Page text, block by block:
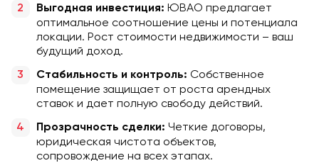
Выгодная инвестиция: ЮВАО предлагает
оптимальное соотношение цены и потенциала
локации. Рост стоимости недвижимости – ваш
будущий доход.
Стабильность и контроль: Собственное
помещение защищает от роста арендных
ставок и дает полную свободу действий.
Прозрачность сделки: Четкие договоры,
юридическая чистота объектов,
сопровождение на всех этапах.